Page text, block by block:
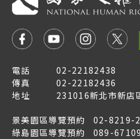
電話
02-22182438
傳真
02-22182436
地址
231016新北市新店
景美園區導覽預約
02-8219-
綠島園區導覽預約
089-